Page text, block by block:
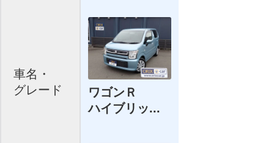
車名・
グレード
ワゴンＲ
ハイブリッ...